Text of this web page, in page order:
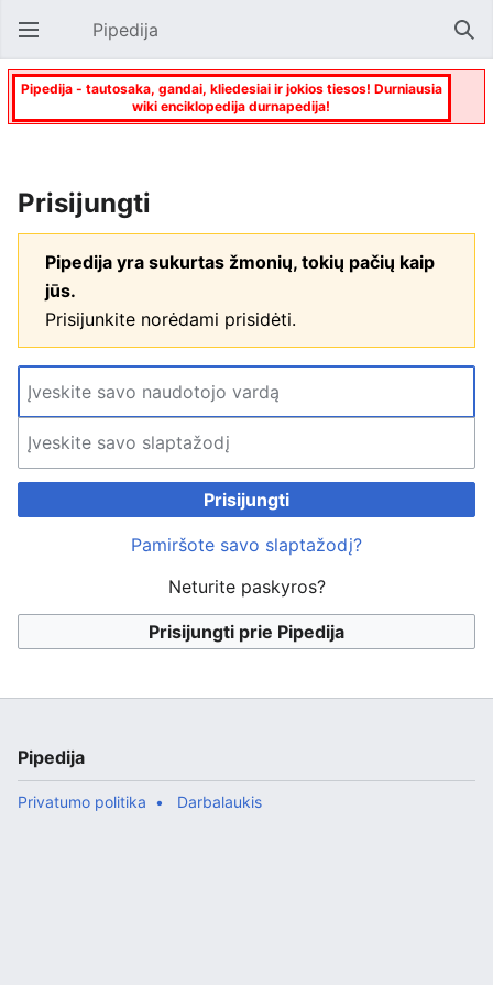
Atverti pagrindinį meniu Pipedija
Pipedija - tautosaka, gandai, kliedesiai ir jokios tiesos! Durniausia
wiki enciklopedija durnapedija!
Prisijungti
Pipedija yra sukurtas žmonių, tokių pačių kaip
jūs.
Prisijunkite norėdami prisidėti.
Prisijungti
Pamiršote savo slaptažodį?
Neturite paskyros?
Prisijungti prie Pipedija
Pipedija
Privatumo politika Darbalaukis